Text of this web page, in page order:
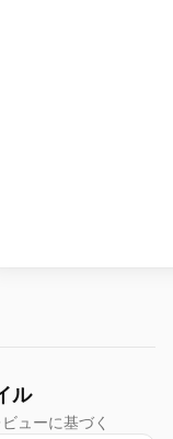
ル
ューに基づく